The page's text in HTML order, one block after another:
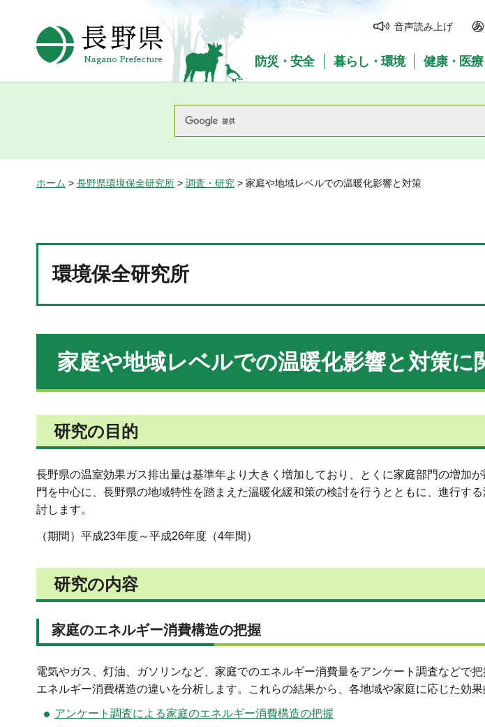
長野県Nagano Prefecture
音声読み上げ
防災・安全 暮らし・環境 健康・医
ホーム > 長野県環境保全研究所 > 調査・研究 > 家庭や地域レベルでの温暖化影響と対策
環境保全研究所
家庭や地域レベルでの温暖化影響と対策に
研究の目的
長野県の温室効果ガス排出量は基準年より大きく増加しており、とくに家庭部門の増加
門を中心に、長野県の地域特性を踏まえた温暖化緩和策の検討を行うとともに、進行す
討します。
（期間）平成23年度～平成26年度（4年間）
研究の内容
家庭のエネルギー消費構造の把握
電気やガス、灯油、ガソリンなど、家庭でのエネルギー消費量をアンケート調査などで
エネルギー消費構造の違いを分析します。これらの結果から、各地域や家庭に応じた効果
アンケート調査による家庭のエネルギー消費構造の把握